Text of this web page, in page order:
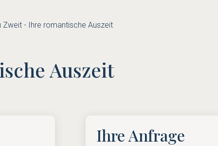
Zweit - Ihre romantische Auszeit
Auszeit
Ihre Anfrage